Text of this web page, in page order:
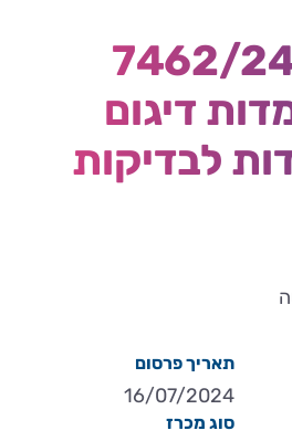
מס' 7462/24
דיגום
לבדיקות
תאריך פרסום
16/07/2024
סוג מכרז